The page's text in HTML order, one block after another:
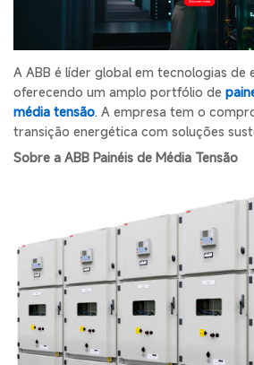
A ABB é líder global em tecnologias de
oferecendo um amplo portfólio de
média tensão. A empresa tem o
transição energética com soluções
Sobre a ABB Painéis de Média Tensão